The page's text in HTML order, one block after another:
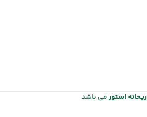
ریحانه استورمی باشد